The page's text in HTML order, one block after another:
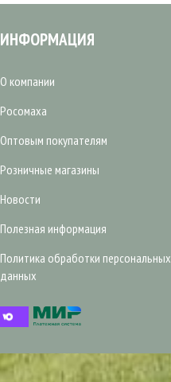
ИНФОРМАЦИЯ
О компании
Росомаха
Оптовым покупателям
Розничные магазины
Новости
Полезная информация
Политика обработки персональных
данных